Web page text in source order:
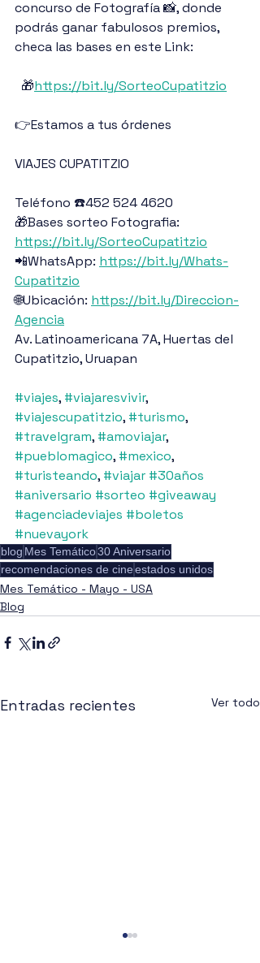
concurso de Fotografía 📸, donde
podrás ganar fabulosos premios,
checa las bases en este Link:
  🎁
https://bit.ly/SorteoCupatitzio
👉Estamos a tus órdenes
VIAJES CUPATITZIO
Teléfono ☎️452 524 4620
🎁Bases sorteo Fotografia:
https://bit.ly/SorteoCupatitzio
📲WhatsApp: https://bit.ly/Whats-
Cupatitzio
🌐Ubicación: https://bit.ly/Direccion-
Agencia
Av. Latinoamericana 7A, Huertas del
Cupatitzio, Uruapan
#viajes, #viajaresvivir,
#viajescupatitzio, #turismo,
#travelgram, #amoviajar,
#pueblomagico, #mexico,
#turisteando, #viajar #30años
#aniversario #sorteo #giveaway
#agenciadeviajes #boletos
#nuevayork
blog Mes Temático30 Aniversario
recomendaciones de cineestados unidos
Mes Temático - Mayo - USA
Blog
Entradas recientes Ver todo